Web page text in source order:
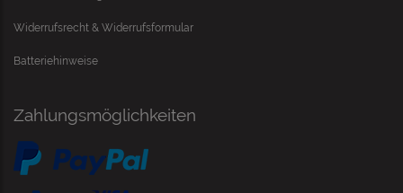
Widerrufsrecht & Widerrufsformular
Batteriehinweise
Zahlungsmöglichkeiten